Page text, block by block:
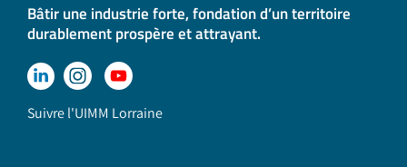
Bâtir une industrie forte, fondation d’un territoire
durablement prospère et attrayant.
Suivre l'UIMM Lorraine